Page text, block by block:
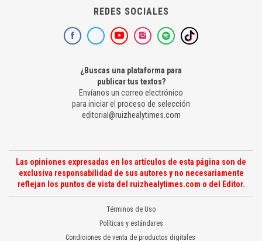
REDES SOCIALES
¿Buscas una plataforma para
publicar tus textos?
Envíanos un correo electrónico
para iniciar el proceso de selección
editorial@ruizhealytimes.com
Las opiniones expresadas en los artículos de esta página son de
exclusiva responsabilidad de sus autores y no necesariamente
reflejan los puntos de vista del ruizhealytimes.com o del Editor.
Términos de Uso
Políticas y estándares
Condiciones de venta de productos digitales